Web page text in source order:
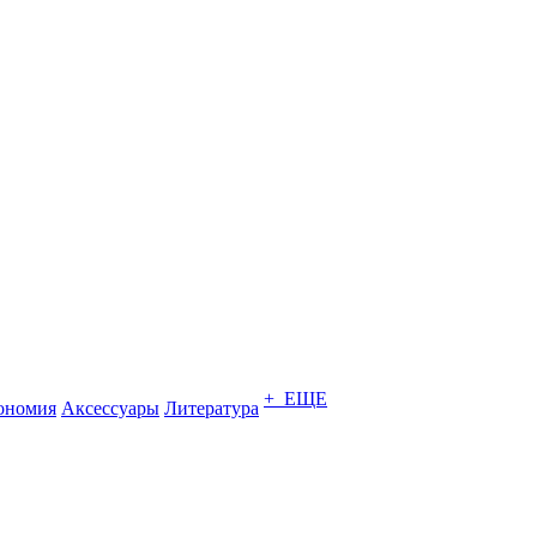
Аксессуары Литература + ЕЩЕ